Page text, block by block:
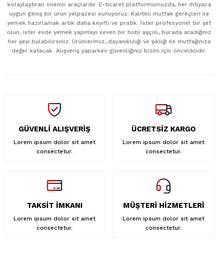
Ürün resmi kalitesiz, bozuk veya görüntülenemiyor.
Ürün bilgilerinde hatalar bulunuyor.
Ürün fiyatı diğer sitelerden daha pahalı.
kolaylaştıran önemli araçlardır. E-ticaret platformumuzda, her ihtiyaca
uygun geniş bir ürün yelpazesi sunuyoruz. Kaliteli mutfak gereçleri ile
yemek hazırlamak artık daha keyifli ve pratik. İster profesyonel bir şef
olun, ister evde yemek yapmayı seven bir hobi aşçısı, burada aradığınız
her şeyi bulabilirsiniz. Ürünlerimiz, dayanıklılığı ve şıklığı ile mutfağınıza
değer katacak. Alışveriş yaparken güvenliğiniz bizim için önceliklidir.
GÜVENLİ ALIŞVERİŞ
Lorem ipsum dolor sit amet
consectetur.
ÜCRETSİZ KARGO
Lorem ipsum dolor sit amet
consectetur.
TAKSİT İMKANI
Lorem ipsum dolor sit amet
consectetur.
MÜŞTERİ HİZMETLERİ
Lorem ipsum dolor sit amet
consectetur.